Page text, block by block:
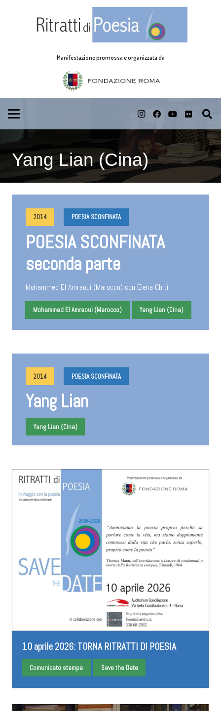
Manifestazione promossa e organizzata da
Yang Lian (Cina)
2014 POESIA SCONFINATA
POESIA SCONFINATA
seconda parte
Mohammed El Amraoui (Marocco) con Elena Chiti
Mohammed El Amraoui (Marocco) Yang Lian (Cina)
2014 POESIA SCONFINATA
Yang Lian
Yang Lian (Cina)
10 aprile 2026: TORNA RITRATTI DI POESIA
Comunicato stampa Save the Date